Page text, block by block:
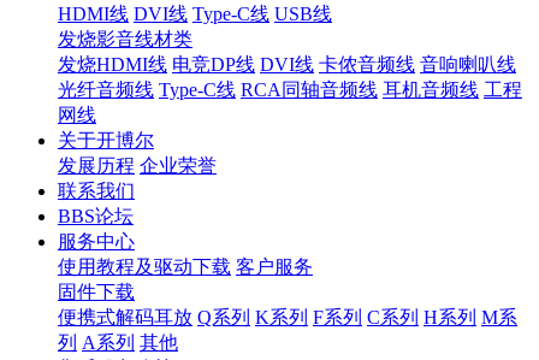
HDMI线 DVI线 Type-C线 USB线
发烧影音线材类
发烧HDMI线 电竞DP线 DVI线 卡侬音频线 音响喇叭线
光纤音频线 Type-C线 RCA同轴音频线 耳机音频线 工程
网线
关于开博尔
发展历程 企业荣誉
联系我们
BBS论坛
服务中心
使用教程及驱动下载 客户服务
固件下载
便携式解码耳放 Q系列 K系列 F系列 C系列 H系列 M系
列 A系列 其他